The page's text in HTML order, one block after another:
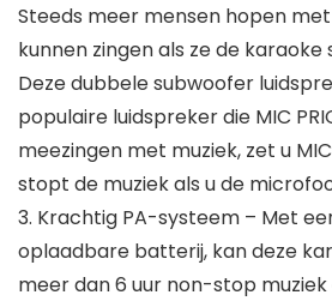
Steeds meer mensen hopen
kunnen zingen als ze de
Deze dubbele subwoofer
populaire luidspreker die MIC
meezingen met muziek, zet u
stopt de muziek als u de
3. Krachtig PA-systeem – Met
oplaadbare batterij, kan deze
meer dan 6 uur non-stop